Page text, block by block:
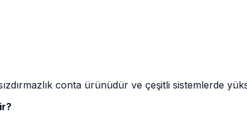
conta ürünüdür ve çeşitli sistemlerde